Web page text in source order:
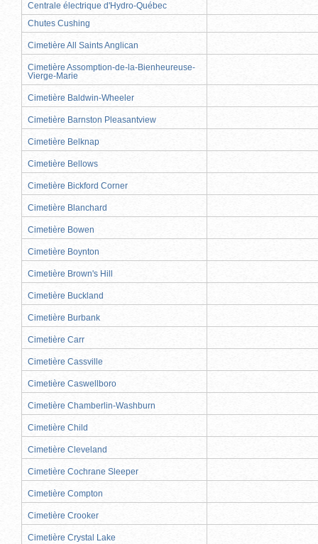
Centrale électrique d'Hydro-Québec
Chutes Cushing
Cimetière All Saints Anglican
Cimetière Assomption-de-la-Bienheureuse-
Vierge-Marie
Cimetière Baldwin-Wheeler
Cimetière Barnston Pleasantview
Cimetière Belknap
Cimetière Bellows
Cimetière Bickford Corner
Cimetière Blanchard
Cimetière Bowen
Cimetière Boynton
Cimetière Brown's Hill
Cimetière Buckland
Cimetière Burbank
Cimetière Carr
Cimetière Cassville
Cimetière Caswellboro
Cimetière Chamberlin-Washburn
Cimetière Child
Cimetière Cleveland
Cimetière Cochrane Sleeper
Cimetière Compton
Cimetière Crooker
Cimetière Crystal Lake